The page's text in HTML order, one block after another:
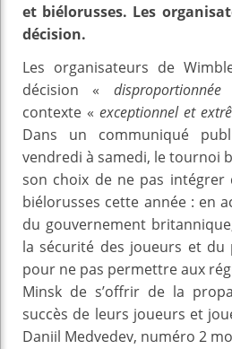
et biélorusses. Les
décision.
Les organisateurs de
décision « disproportionnée
contexte « exceptionnel et
Dans un communiqué
vendredi à samedi, le tournoi
son choix de ne pas intégrer
biélorusses cette année : en
du gouvernement
la sécurité des joueurs et
pour ne pas permettre aux
Minsk de s’offrir de la
succès de leurs joueurs et
Daniil Medvedev, numéro 2